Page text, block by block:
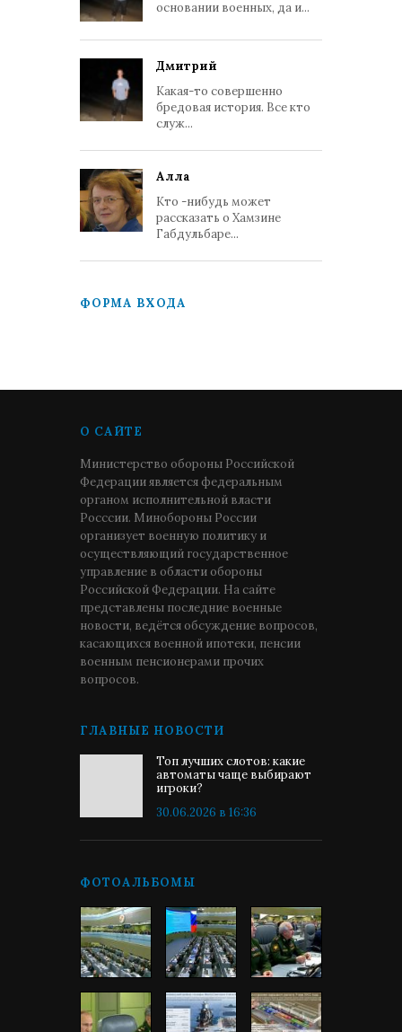
основании военных, да и...
Дмитрий
Какая-то совершенно
бредовая история. Все кто
служ...
Алла
Кто -нибудь может
рассказать о Хамзине
Габдульбаре...
ФОРМА ВХОДА
О САЙТЕ
Министерство обороны Российской
Федерации является федеральным
органом исполнительной власти
Росссии. Минобороны России
организует военную политику и
осуществляющий государственное
управление в области обороны
Российской Федерации. На сайте
представлены последние военные
новости, ведётся обсуждение вопросов,
касающихся военной ипотеки, пенсии
военным пенсионерами прочих
вопросов.
ГЛАВНЫЕ НОВОСТИ
Топ лучших слотов: какие
автоматы чаще выбирают
игроки?
30.06.2026 в 16:36
ФОТОАЛЬБОМЫ